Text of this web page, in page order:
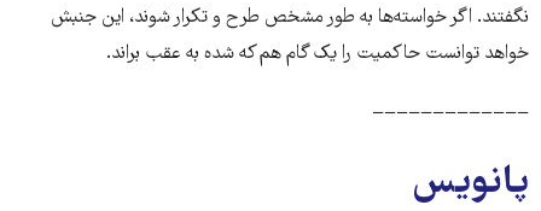
نگفتند. اگر خواسته‌ها به طور ‌مشخص طرح و تکرار شوند، این جنبش
خواهد توانست حاکمیت را یک گام هم که شده به عقب براند.
−−−−−−−−−−−−−
پانویس